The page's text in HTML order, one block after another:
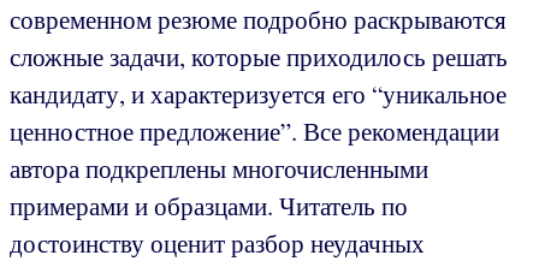
современном резюме подробно раскрываются
сложные задачи, которые приходилось решать
кандидату, и характеризуется его “уникальное
ценностное предложение”. Все рекомендации
автора подкреплены многочисленными
примерами и образцами. Читатель по
достоинству оценит разбор неудачных